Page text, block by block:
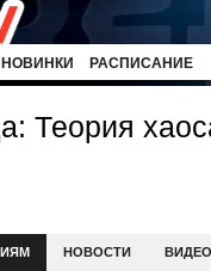
НОВИНКИ РАСПИСАНИЕ
Теория
НОВОСТИ ВИДЕО